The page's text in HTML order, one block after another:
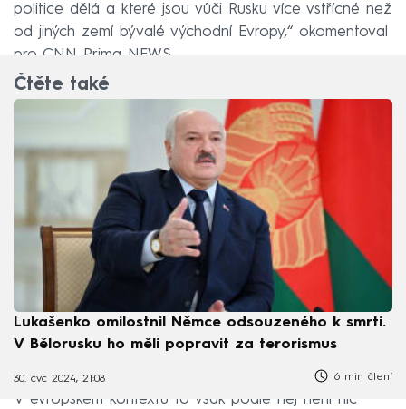
politice dělá a které jsou vůči Rusku více vstřícné než
od jiných zemí bývalé východní Evropy,“ okomentoval
pro CNN Prima NEWS.
Čtěte také
Lukašenko omilostnil Němce odsouzeného k smrti.
V Bělorusku ho měli popravit za terorismus
30. čvc 2024, 21:08 6 min čtení
V evropském kontextu to však podle něj není nic